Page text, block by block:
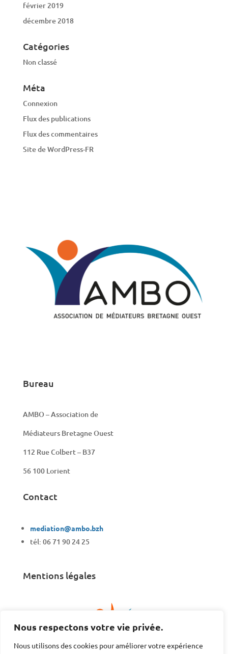
Nous respectons votre vie privée.
Nous utilisons des cookies pour améliorer votre expérience
février 2019
décembre 2018
Catégories
Non classé
Méta
Connexion
Flux des publications
Flux des commentaires
Site de WordPress-FR
Bureau
AMBO – Association de
Médiateurs Bretagne Ouest
112 Rue Colbert – B37
56 100 Lorient
Contact
mediation@ambo.bzh
tél: 06 71 90 24 25
Mentions légales